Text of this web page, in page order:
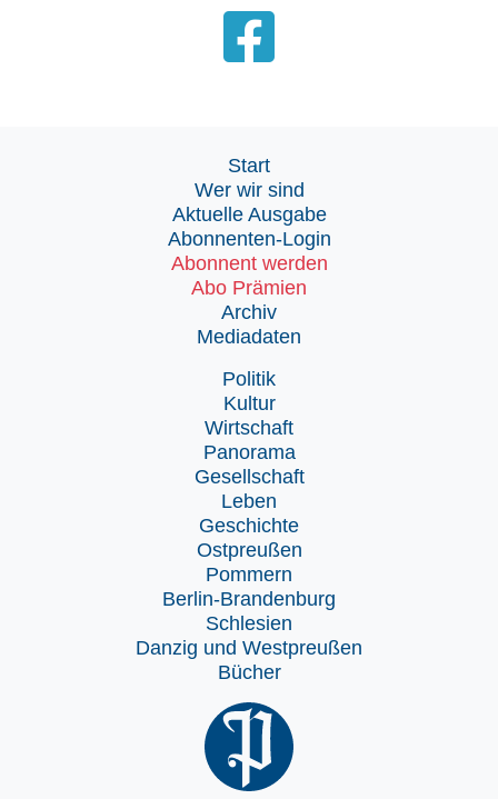
Start
Wer wir sind
Aktuelle Ausgabe
Abonnenten-Login
Abonnent werden
Abo Prämien
Archiv
Mediadaten
Politik
Kultur
Wirtschaft
Panorama
Gesellschaft
Leben
Geschichte
Ostpreußen
Pommern
Berlin-Brandenburg
Schlesien
Danzig und Westpreußen
Bücher